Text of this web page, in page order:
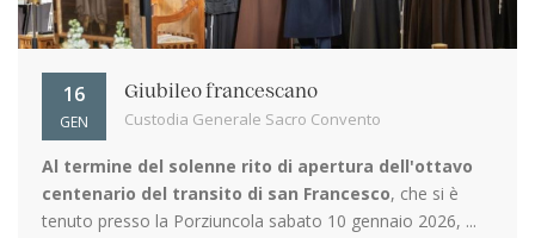
16
GEN
Giubileo francescano
Custodia Generale Sacro Convento
Al termine del solenne rito di apertura dell'ottavo
centenario del transito di san Francesco, che si è
tenuto presso la Porziuncola sabato 10 gennaio 2026, ...